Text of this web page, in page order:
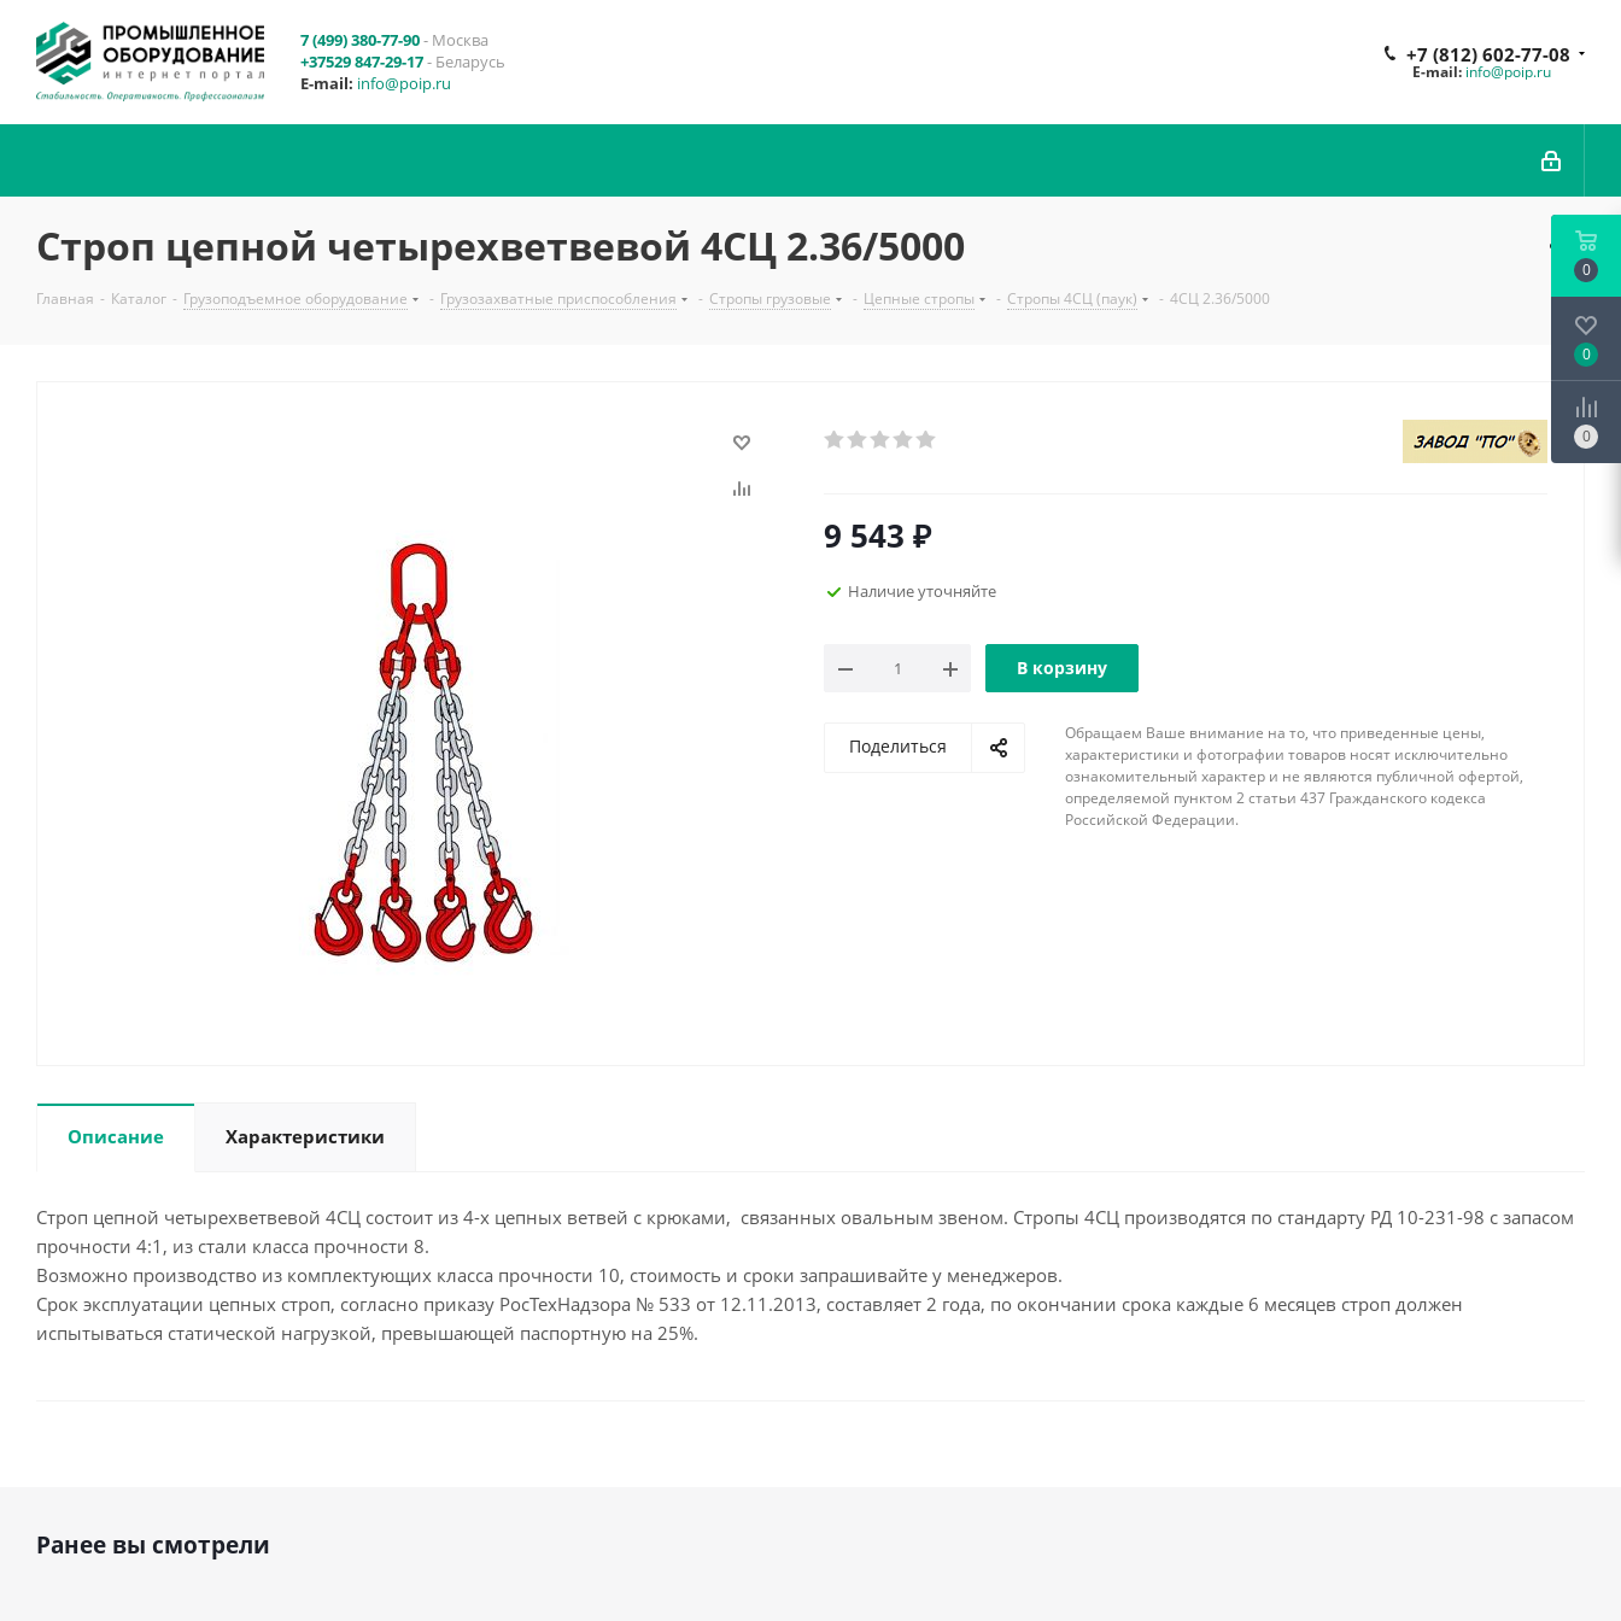
7 (499) 380-77-90- Москва
+37529 847-29-17- Беларусь
E-mail: info@poip.ru
+7 (812) 602-77-08
E-mail: info@poip.ru
Строп цепной четырехветвевой 4СЦ 2.36/5000
Главная - Каталог - Грузоподъемное оборудование - Грузозахватные приспособления - Стропы грузовые - Цепные стропы - Стропы 4СЦ (паук) - 4СЦ 2.36/5000
9 543 ₽
Наличие уточняйте
В корзину
Поделиться
Обращаем Ваше внимание на то, что приведенные цены,
характеристики и фотографии товаров носят исключительно
ознакомительный характер и не являются публичной офертой,
определяемой пунктом 2 статьи 437 Гражданского кодекса
Российской Федерации.
Описание Характеристики
Строп цепной четырехветвевой 4СЦ состоит из 4-х цепных ветвей с крюками, связанных овальным звеном. Стропы 4СЦ производятся по стандарту РД 10-231-98 с запасом
прочности 4:1, из стали класса прочности 8.
Возможно производство из комплектующих класса прочности 10, стоимость и сроки запрашивайте у менеджеров.
Срок эксплуатации цепных строп, согласно приказу РосТехНадзора № 533 от 12.11.2013, составляет 2 года, по окончании срока каждые 6 месяцев строп должен
испытываться статической нагрузкой, превышающей паспортную на 25%.
Ранее вы смотрели
0
0
0